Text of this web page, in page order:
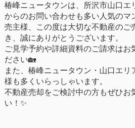
椿峰ニュータウンは、所沢市山口エ
からのお問い合わせも多い人気のマ
売主様、この度は大切な不動産のご
き、誠にありがとうございます。
ご見学予約や詳細資料のご請求はお
ださい🏡
また、椿峰ニュータウン・山口エリ
様も多くいらっしゃいます。
不動産売却をご検討中の方もぜひお
い！✨